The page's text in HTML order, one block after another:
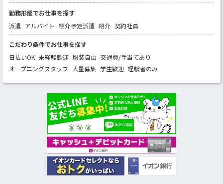
勤務形態でお仕事を探す
派遣 アルバイト 紹介予定派遣 紹介 契約社員
こだわり条件でお仕事を探す
日払いOK 未経験歓迎 服装自由 交通費/手当てあり
オープニングスタッフ 大量募集 学生歓迎 経験者のみ